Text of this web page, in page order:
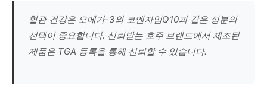
혈관 건강은 오메가-3와 코엔자임Q10과 같은 성분의
선택이 중요합니다. 신뢰받는 호주 브랜드에서 제조된
제품은 TGA 등록을 통해 신뢰할 수 있습니다.